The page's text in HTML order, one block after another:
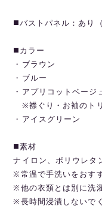
◼️バストパネル：あり
◼️カラー
・ブラウン
・ブルー
・アプリコットベージ
※襟ぐり・お袖のト
・アイスグリーン
◼️素材
ナイロン、ポリウレタ
※常温で手洗いをおす
※他の衣類とは別に洗
※長時間浸漬しないで